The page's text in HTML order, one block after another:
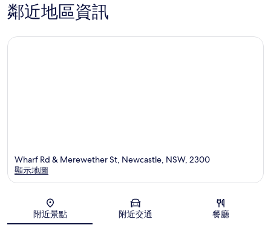
鄰近地區資訊
地圖
Wharf Rd & Merewether St, Newcastle, NSW, 2300
顯示地圖
附近景點 附近交通 餐廳